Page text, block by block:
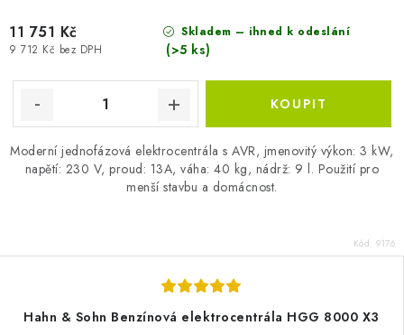
Skladem – ihned k odeslání
(>5 ks)
9 712 Kč bez DPH
11 751 Kč
Moderní jednofázová elektrocentrála s AVR, jmenovitý výkon: 3 kW,
napětí: 230 V, proud: 13A, váha: 40 kg, nádrž: 9 l. Použití pro
menší stavbu a domácnost.
Kód: 9176
Hahn & Sohn Benzínová elektrocentrála HGG 8000 X3